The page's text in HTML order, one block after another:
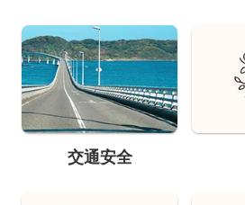
交通安全